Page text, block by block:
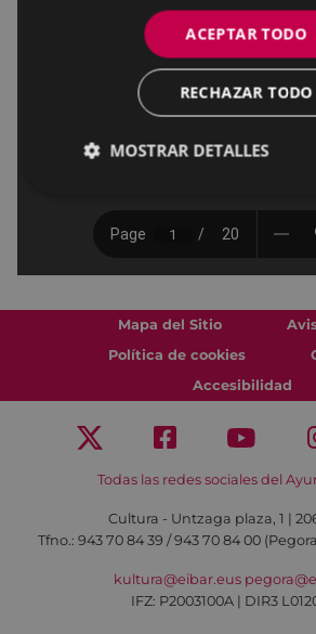
Mapa del Sitio
Política de cookies
Accesibilidad
Todas las redes sociales del
Cultura - Untzaga plaza, 1 |
Tfno.: 943 70 84 39 / 943 70 84 00
kultura@eibar.eus
IFZ: P2003100A | DIR3
ACEPTAR TODO
RECHAZAR TODO
MOSTRAR DETALLES